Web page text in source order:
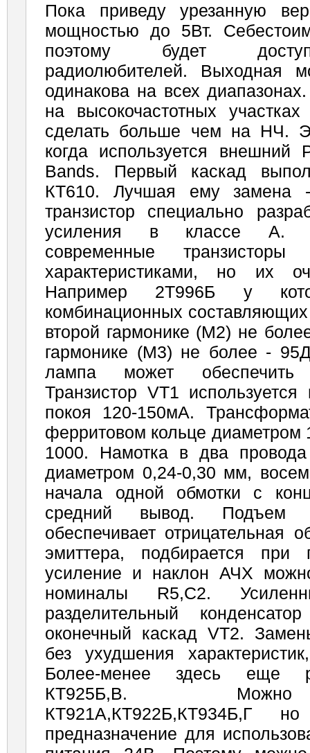
Пока приведу урезанную
мощностью до 5Вт.
поэтому будет
радиолюбителей. Выходная
одинакова на всех
на высокочастотных
сделать больше чем на НЧ.
когда используется
Bands. Первый каскад
КТ610. Лучшая ему замена
транзистор специально
усиления в классе А.
современные
характеристиками, но их
Например 2Т996Б у
комбинационных
второй гармонике (М2) не
гармонике (М3) не более -
лампа может обеспечить
Транзистор VT1
покоя 120-150мА.
ферритовом кольце диаметром
1000. Намотка в два провода
диаметром 0,24-0,30 мм,
начала одной обмотки с
средний вывод.
обеспечивает отрицательная
эмиттера, подбирается
усиление и наклон АЧХ
номиналы R5,C2.
разделительный
оконечный каскад VT2.
без ухудшения
Более-менее здесь еще
КТ925Б,В.
КТ921А,КТ922Б,КТ934Б,Г
предназначение для